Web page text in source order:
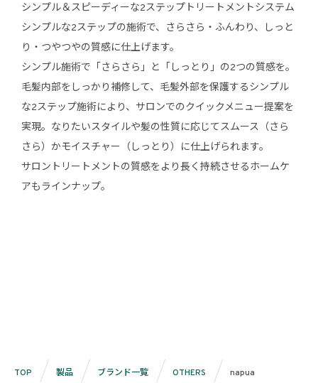
シンプル＆スピーディーな2ステップトリートメントシステム
シンプルな2ステップの施術で、さらさら・ふんわり、しっと
り・つやつやの質感に仕上げます。
シンプル施術で「さらさら」と「しっとり」の2つの質感を。
毛髪内部をしっかり補修して、毛髪外部を保護するシンプル
な2ステップ施術により、サロンでのクイックメニュー提案を
実現。なりたいスタイルや髪の性質に応じてスムース（さら
さら）かモイスチャー（しっとり）に仕上げられます。
サロントリートメントの質感をより長く持続させるホームケ
アもラインナップ。
TOP 製品 ブランド一覧 OTHERS napua